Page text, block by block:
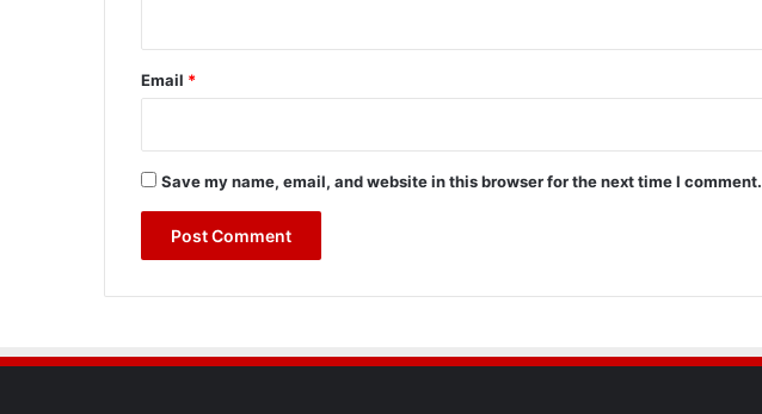
Email *
Save my name, email, and website in this browser for the next time I comment.